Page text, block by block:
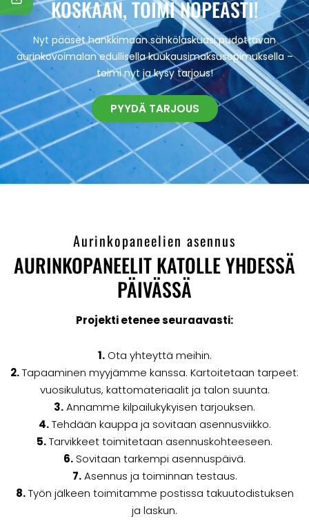
KOSKAAN, TOIMI NOPEASTI!
Nyt pääset hankkimaan sähkölaskuasi pudottavan
aurinkovoimalan edullisella kuukausimaksusopimuksella –
toimi nyt ja kysy tarjous!
PYYDÄ TARJOUS
Aurinkopaneelien asennus
AURINKOPANEELIT KATOLLE YHDESSÄ
PÄIVÄSSÄ
Projekti etenee seuraavasti:
1.Ota yhteyttä meihin.
2.Tapaaminen myyjämme kanssa. Kartoitetaan tarpeet:
vuosikulutus, kattomateriaalit ja talon suunta.
3.Annamme kilpailukykyisen tarjouksen.
4.Tehdään kauppa ja sovitaan asennusviikko.
5.Tarvikkeet toimitetaan asennuskohteeseen.
6.Sovitaan tarkempi asennuspäivä.
7.Asennus ja toiminnan testaus.
8.Työn jälkeen toimitamme postissa takuutodistuksen
ja laskun.